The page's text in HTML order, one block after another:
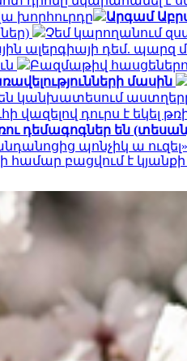
խորհուրդը Արգամ
Չեմ կարողանում
ալերգիայի դեմ. պարզ
Բազմաթիվ
մասին
են կանխատեսում
վազելով դուրս է եկել
դեմագոգներ են
պոնչիկ ա
բացվում է կյանքի